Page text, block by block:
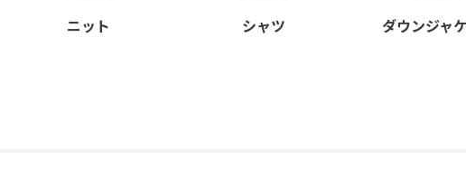
ニット シャツ ダウンジャ